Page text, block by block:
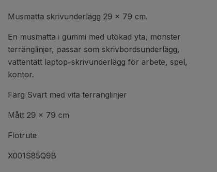
Musmatta skrivunderlägg 29 x 79 cm.
En musmatta i gummi med utökad yta, mönster
terränglinjer, passar som skrivbordsunderlägg,
vattentätt laptop-skrivunderlägg för arbete, spel,
kontor.
Färg Svart med vita terränglinjer
Mått 29 x 79 cm
Flotrute
X001S85Q9B